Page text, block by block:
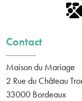
Contact
Maison du Mariage
2 Rue du Château
33000 Bordeaux